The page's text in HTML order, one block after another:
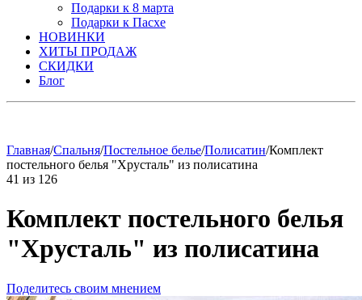
Подарки к 8 марта
Подарки к Пасхе
НОВИНКИ
ХИТЫ ПРОДАЖ
СКИДКИ
Блог
Главная/Спальня/Постельное белье/Полисатин/Комплект
постельного белья "Хрусталь" из полисатина
41 из 126
Комплект постельного белья
"Хрусталь" из полисатина
Поделитесь своим мнением